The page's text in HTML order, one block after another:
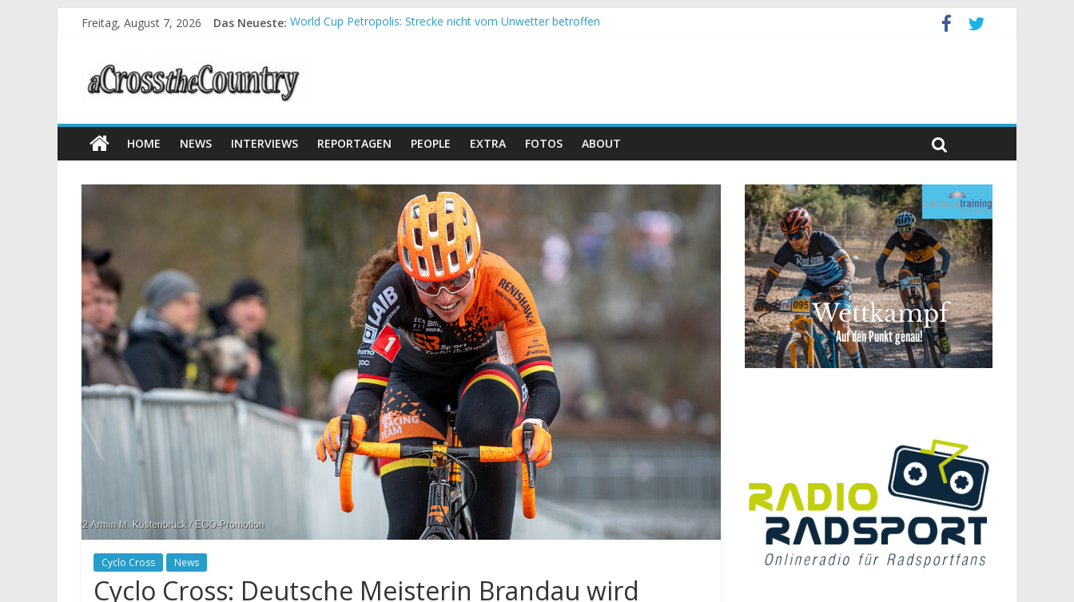
Freitag, August 7, 2026 Das Neueste: World Cup Petropolis: Strecke nicht vom Unwetter betroffen
Halbzeit beim Andalucia Bike Race: Weltmeister Seewald führt
Chelva: Schweizer Doppelsieg beim ersten XCO-Rennen der Saison
HOME NEWS INTERVIEWS REPORTAGEN PEOPLE EXTRA FOTOS ABOUT
Cyclo Cross News
Cyclo Cross: Deutsche Meisterin Brandau wird